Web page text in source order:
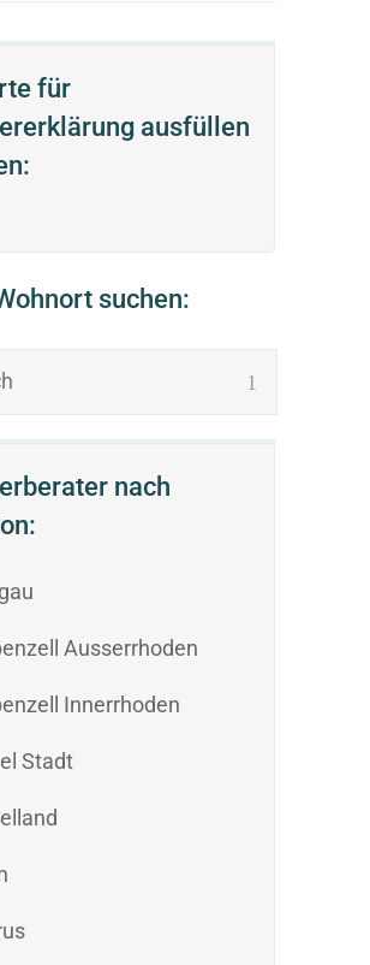
für
ausfüllen
suchen:
nach
Ausserrhoden
Innerrhoden
Stadt